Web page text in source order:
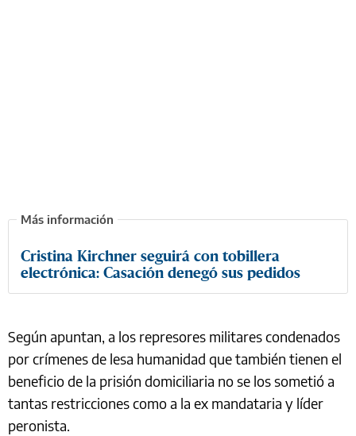
Cristina Kirchner seguirá con tobillera
electrónica: Casación denegó sus pedidos
Según apuntan, a los represores militares condenados
por crímenes de lesa humanidad que también tienen el
beneficio de la prisión domiciliaria no se los sometió a
tantas restricciones como a la ex mandataria y líder
peronista.